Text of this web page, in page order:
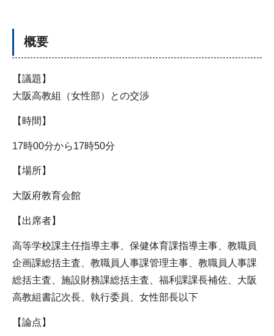
概要
【議題】
大阪高教組（女性部）との交渉
【時間】
17時00分から17時50分
【場所】
大阪府教育会館
【出席者】
高等学校課主任指導主事、保健体育課指導主事、教職員
企画課総括主査、教職員人事課管理主事、教職員人事課
総括主査、施設財務課総括主査、福利課課長補佐、大阪
高教組書記次長、執行委員、女性部長以下
【論点】